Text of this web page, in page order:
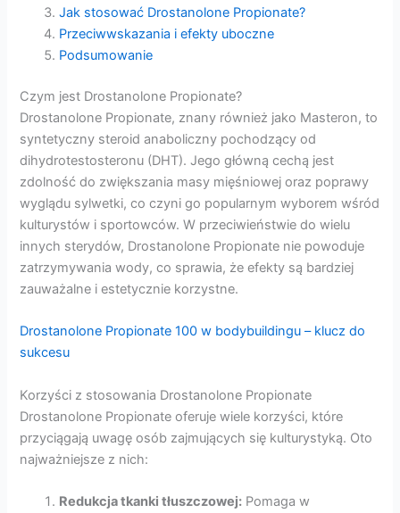
Jak stosować Drostanolone Propionate?
Przeciwwskazania i efekty uboczne
Podsumowanie
Czym jest Drostanolone Propionate?
Drostanolone Propionate, znany również jako Masteron, to
syntetyczny steroid anaboliczny pochodzący od
dihydrotestosteronu (DHT). Jego główną cechą jest
zdolność do zwiększania masy mięśniowej oraz poprawy
wyglądu sylwetki, co czyni go popularnym wyborem wśród
kulturystów i sportowców. W przeciwieństwie do wielu
innych sterydów, Drostanolone Propionate nie powoduje
zatrzymywania wody, co sprawia, że efekty są bardziej
zauważalne i estetycznie korzystne.
Drostanolone Propionate 100 w bodybuildingu – klucz do
sukcesu
Korzyści z stosowania Drostanolone Propionate
Drostanolone Propionate oferuje wiele korzyści, które
przyciągają uwagę osób zajmujących się kulturystyką. Oto
najważniejsze z nich:
Redukcja tkanki tłuszczowej: Pomaga w